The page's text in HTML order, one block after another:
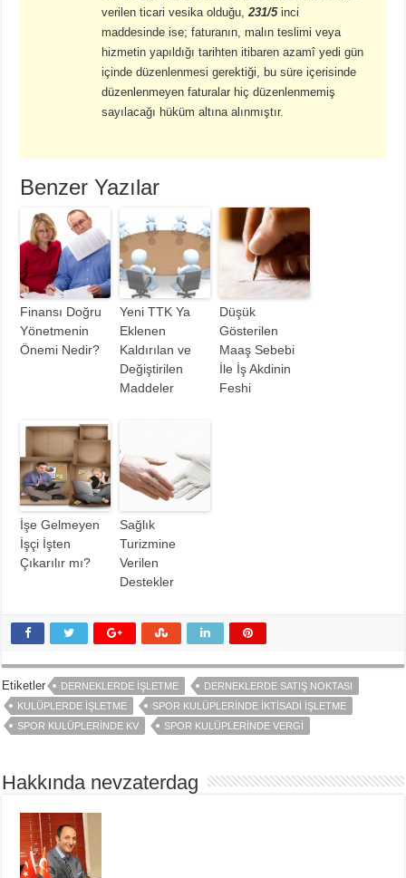
verilen ticari vesika olduğu,231/5inci
maddesinde ise; faturanın, malın teslimi veya
hizmetin yapıldığı tarihten itibaren azamî yedi gün
içinde düzenlenmesi gerektiği, bu süre içerisinde
düzenlenmeyen faturalar hiç düzenlenmemiş
sayılacağı hüküm altına alınmıştır.
Benzer Yazılar
Finansı Doğru
Yönetmenin
Önemi Nedir?
Yeni TTK Ya
Eklenen
Kaldırılan ve
Değiştirilen
Maddeler
Düşük
Gösterilen
Maaş Sebebi
İle İş Akdinin
Feshi
İşe Gelmeyen
İşçi İşten
Çıkarılır mı?
Sağlık
Turizmine
Verilen
Destekler
Etiketler DERNEKLERDE İŞLETME
DERNEKLERDE SATIŞ NOKTASI
KULÜPLERDE İŞLETME
SPOR KULÜPLERINDE İKTISADI İŞLETME
SPOR KULÜPLERINDE KV
SPOR KULÜPLERINDE VERGI
Hakkında nevzaterdag